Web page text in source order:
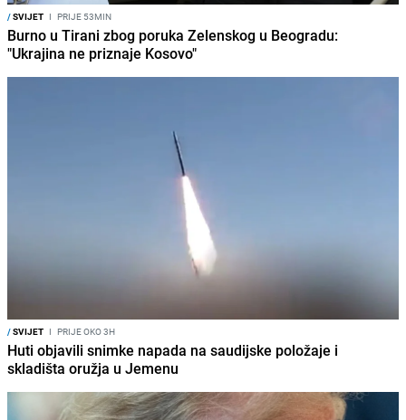
/SVIJET I PRIJE 53MIN
Burno u Tirani zbog poruka Zelenskog u Beogradu:
"Ukrajina ne priznaje Kosovo"
/SVIJET I PRIJE OKO 3H
Huti objavili snimke napada na saudijske položaje i
skladišta oružja u Jemenu